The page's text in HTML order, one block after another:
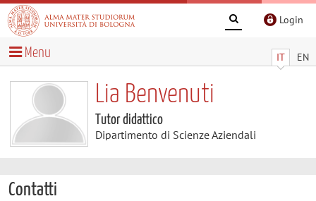
Login
IT EN
Menu
Lia Benvenuti
Tutor didattico
Dipartimento di Scienze Aziendali
Contatti